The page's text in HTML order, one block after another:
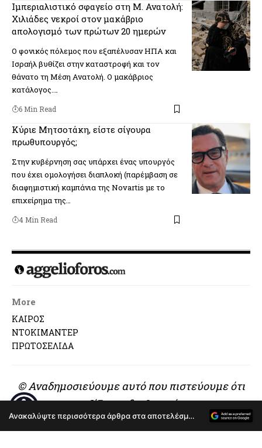
Ιμπεριαλιστικό σφαγείο στη Μ. Ανατολή:
Χιλιάδες νεκροί στον μακάβριο
απολογισμό των πρώτων 20 ημερών
Ο φονικός πόλεμος που εξαπέλυσαν ΗΠΑ και
Ισραήλ βυθίζει στην καταστροφή και τον
θάνατο τη Μέση Ανατολή. Ο μακάβριος
κατάλογος.…
6 Min Read
Κύριε Μητσοτάκη, είστε σίγουρα
πρωθυπουργός;
Στην κυβέρνηση σας υπάρχει ένας υπουργός
που έχει ομολογήσει διαπλοκή (παρέμβαση σε
διαφημιστική καμπάνια της Novartis με το
επιχείρημα της…
4 Min Read
More
ΚΑΙΡΟΣ
ΝΤΟΚΙΜΑΝΤΕΡ
ΠΡΩΤΟΣΕΛΙΔΑ
© Αναδημοσιεύουμε αυτό που πιστεύουμε ότι
αξίζει να διαβαστεί..
Ανακαλύψτε περισσότερα άρθρα στα αποτελέσματα αναζήτησης